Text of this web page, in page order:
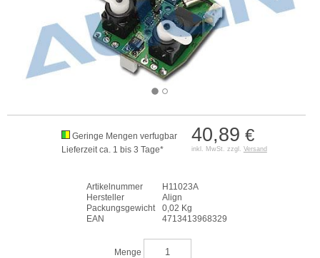
40,89 €
inkl. MwSt. zzgl. Versand
Geringe Mengen verfugbar
Lieferzeit ca. 1 bis 3 Tage*
Artikelnummer
H11023A
Hersteller
Align
Packungsgewicht
0,02 Kg
EAN
4713413968329
Menge